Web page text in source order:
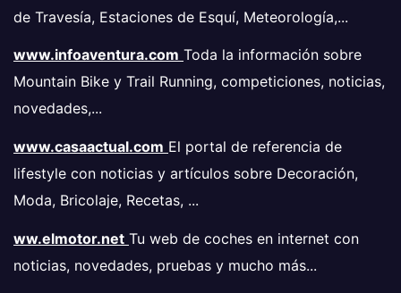
de Travesía, Estaciones de Esquí, Meteorología,...
www.infoaventura.com Toda la información sobre
Mountain Bike y Trail Running, competiciones, noticias,
novedades,...
www.casaactual.com El portal de referencia de
lifestyle con noticias y artículos sobre Decoración,
Moda, Bricolaje, Recetas, ...
ww.elmotor.net Tu web de coches en internet con
noticias, novedades, pruebas y mucho más...